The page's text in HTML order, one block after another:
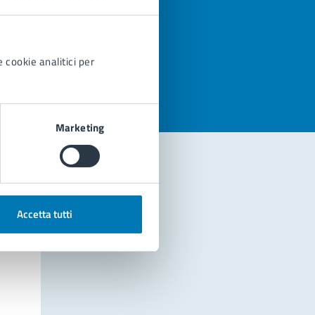
cookie analitici per
Marketing
Accetta tutti